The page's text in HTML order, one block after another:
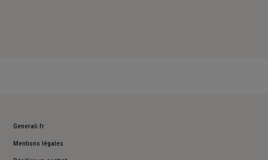
Generali.fr
Mentions légales